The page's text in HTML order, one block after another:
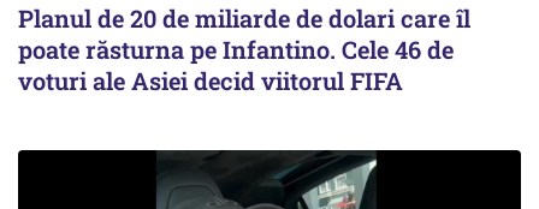
Planul de 20 de miliarde de dolari care îl
poate răsturna pe Infantino. Cele 46 de
voturi ale Asiei decid viitorul FIFA